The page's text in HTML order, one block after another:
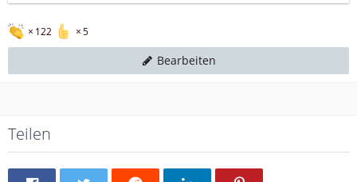
122 5
Bearbeiten
Teilen